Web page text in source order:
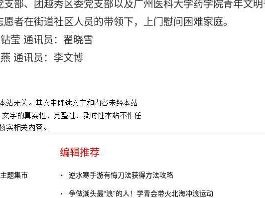
部、团越秀区委党支部以及广州医科大学药学院青年文明
者在街道社区人员的带领下，上门慰问困难家庭。
莹 通讯员：翟晓雪
通讯员：李文博
题集市
编辑推荐
逆水寒手游有悔刀法获得方法攻略
争做潮头最“浪”的人！学青会带火北海冲浪运动